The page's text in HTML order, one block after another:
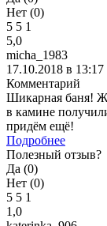
Нет (0)
5 5 1
5,0
micha_1983
17.10.2018 в 13:17
Комментарий
Шикарная баня!
в камине
придём ещё!
Подробнее
Полезный отзыв?
Да (0)
Нет (0)
5 5 1
1,0